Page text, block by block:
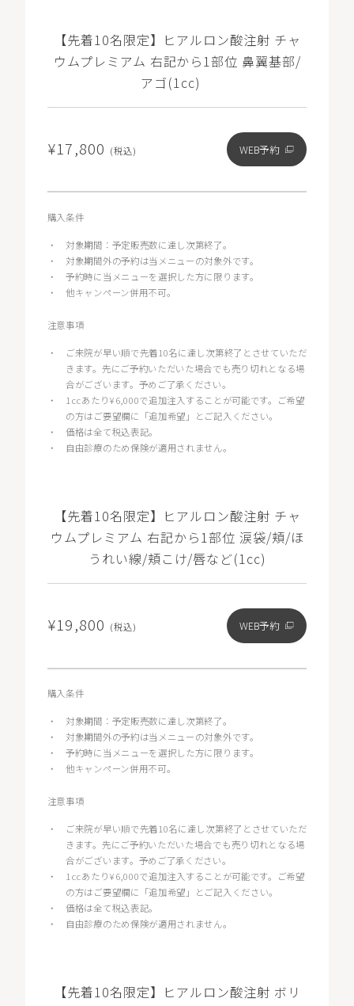
【先着10名限定】ヒアルロン酸注射 チャ
ウムプレミアム 右記から1部位 鼻翼基部/
アゴ(1cc)
¥17,800 (税込) WEB予約
購入条件
・ 対象期間：予定販売数に達し次第終了。
・ 対象期間外の予約は当メニューの対象外です。
・予約時に当メニューを選択した方に限ります。
・他キャンペーン併用不可。
注意事項
・
ご来院が早い順で先着10名に達し次第終了とさせていただ
きます。先にご予約いただいた場合でも売り切れとなる場
合がございます。予めご了承ください。
・
1ccあたり¥6,000で追加注入することが可能です。ご希望
の方はご要望欄に「追加希望」とご記入ください。
・価格は全て税込表記。
・
自由診療のため保険が適用されません。
【先着10名限定】ヒアルロン酸注射 チャ
ウムプレミアム 右記から1部位 涙袋/頬/ほ
うれい線/頬こけ/唇など(1cc)
¥19,800 (税込) WEB予約
購入条件
・ 対象期間：予定販売数に達し次第終了。
・ 対象期間外の予約は当メニューの対象外です。
・予約時に当メニューを選択した方に限ります。
・他キャンペーン併用不可。
注意事項
・
ご来院が早い順で先着10名に達し次第終了とさせていただ
きます。先にご予約いただいた場合でも売り切れとなる場
合がございます。予めご了承ください。
・
1ccあたり¥6,000で追加注入することが可能です。ご希望
の方はご要望欄に「追加希望」とご記入ください。
・価格は全て税込表記。
・
自由診療のため保険が適用されません。
【先着10名限定】ヒアルロン酸注射 ボリ